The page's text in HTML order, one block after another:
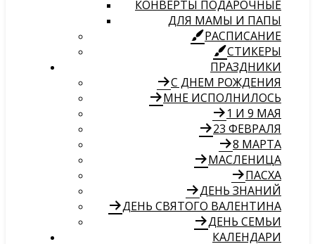
КОНВЕРТЫ ПОДАРОЧНЫЕ
ДЛЯ МАМЫ И ПАПЫ
РАСПИСАНИЕ
СТИКЕРЫ
ПРАЗДНИКИ
С ДНЕМ РОЖДЕНИЯ
МНЕ ИСПОЛНИЛОСЬ
1 И 9 МАЯ
23 ФЕВРАЛЯ
8 МАРТА
МАСЛЕНИЦА
ПАСХА
ДЕНЬ ЗНАНИЙ
ДЕНЬ СВЯТОГО ВАЛЕНТИНА
ДЕНЬ СЕМЬИ
КАЛЕНДАРИ